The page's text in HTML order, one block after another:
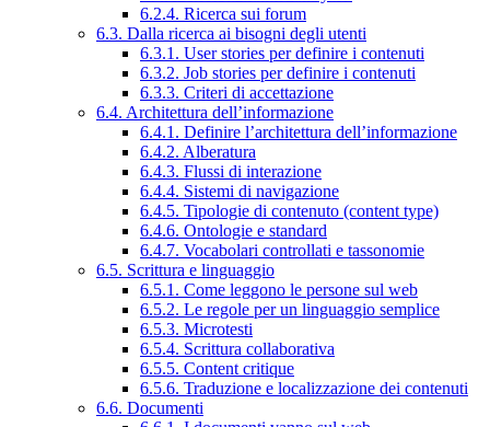
6.2.4. Ricerca sui forum
6.3. Dalla ricerca ai bisogni degli utenti
6.3.1. User stories per definire i contenuti
6.3.2. Job stories per definire i contenuti
6.3.3. Criteri di accettazione
6.4. Architettura dell’informazione
6.4.1. Definire l’architettura dell’informazione
6.4.2. Alberatura
6.4.3. Flussi di interazione
6.4.4. Sistemi di navigazione
6.4.5. Tipologie di contenuto (content type)
6.4.6. Ontologie e standard
6.4.7. Vocabolari controllati e tassonomie
6.5. Scrittura e linguaggio
6.5.1. Come leggono le persone sul web
6.5.2. Le regole per un linguaggio semplice
6.5.3. Microtesti
6.5.4. Scrittura collaborativa
6.5.5. Content critique
6.5.6. Traduzione e localizzazione dei contenuti
6.6. Documenti